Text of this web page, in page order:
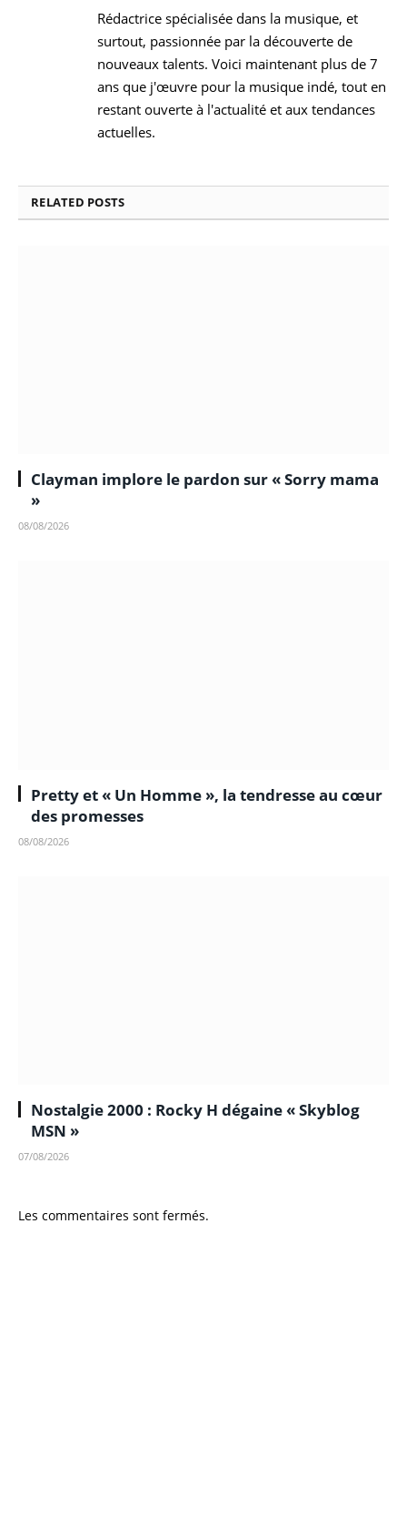
Rédactrice spécialisée dans la musique, et
surtout, passionnée par la découverte de
nouveaux talents. Voici maintenant plus de 7
ans que j'œuvre pour la musique indé, tout en
restant ouverte à l'actualité et aux tendances
actuelles.
RELATED POSTS
Clayman implore le pardon sur « Sorry mama
»
08/08/2026
Pretty et « Un Homme », la tendresse au cœur
des promesses
08/08/2026
Nostalgie 2000 : Rocky H dégaine « Skyblog
MSN »
07/08/2026
Les commentaires sont fermés.